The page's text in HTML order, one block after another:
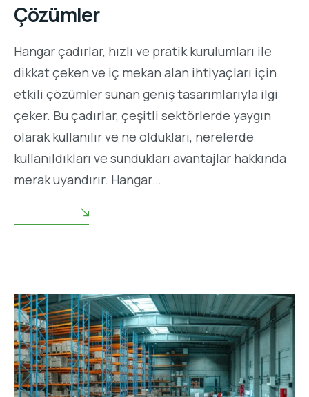
Çözümler
Hangar çadırlar, hızlı ve pratik kurulumları ile
dikkat çeken ve iç mekan alan ihtiyaçları için
etkili çözümler sunan geniş tasarımlarıyla ilgi
çeker. Bu çadırlar, çeşitli sektörlerde yaygın
olarak kullanılır ve ne oldukları, nerelerde
kullanıldıkları ve sundukları avantajlar hakkında
merak uyandırır. Hangar…